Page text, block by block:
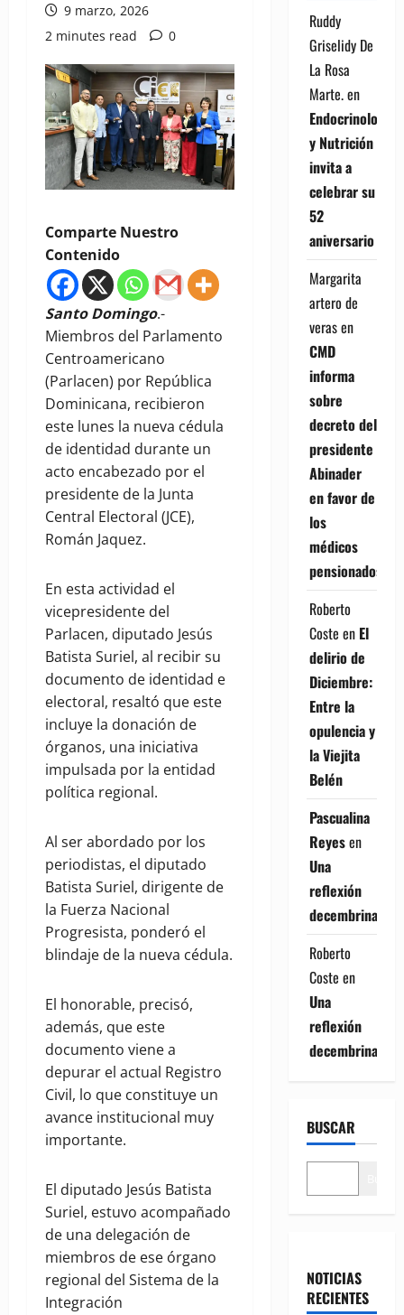
9 marzo, 2026
2 minutes read
0
Comparte Nuestro
Contenido
Santo Domingo.-
Miembros del Parlamento
Centroamericano
(Parlacen) por República
Dominicana, recibieron
este lunes la nueva cédula
de identidad durante un
acto encabezado por el
presidente de la Junta
Central Electoral (JCE),
Román Jaquez.
En esta actividad el
vicepresidente del
Parlacen, diputado Jesús
Batista Suriel, al recibir su
documento de identidad e
electoral, resaltó que este
incluye la donación de
órganos, una iniciativa
impulsada por la entidad
política regional.
Al ser abordado por los
periodistas, el diputado
Batista Suriel, dirigente de
la Fuerza Nacional
Progresista, ponderó el
blindaje de la nueva cédula.
El honorable, precisó,
además, que este
documento viene a
depurar el actual Registro
Civil, lo que constituye un
avance institucional muy
importante.
El diputado Jesús Batista
Suriel, estuvo acompañado
de una delegación de
miembros de ese órgano
regional del Sistema de la
Integración
Ruddy
Griselidy De
La Rosa
Marte.en
Endocrinología
y Nutrición
invita a
celebrar su
52
aniversario
Margarita
artero de
verasen
CMD
informa
sobre
decreto del
presidente
Abinader
en favor de
los
médicos
pensionados
Roberto
Coste en El
delirio de
Diciembre:
Entre la
opulencia y
la Viejita
Belén
Pascualina
Reyesen
Una
reflexión
decembrina
Roberto
Coste en
Una
reflexión
decembrina
BUSCAR
NOTICIAS
RECIENTES